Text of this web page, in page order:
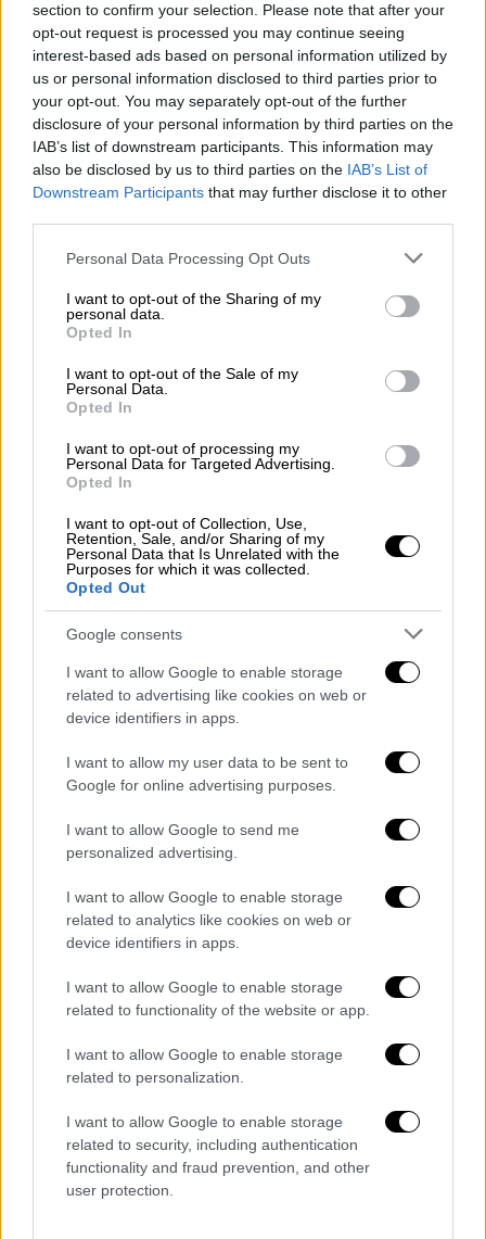
section to confirm your selection. Please note that after your
opt-out request is processed you may continue seeing
interest-based ads based on personal information utilized by
us or personal information disclosed to third parties prior to
your opt-out. You may separately opt-out of the further
disclosure of your personal information by third parties on the
IAB’s list of downstream participants. This information may
also be disclosed by us to third parties on the IAB’s List of
Downstream Participants that may further disclose it to other
Please note that this website/app uses one or more Google
not limited to your visit or usage behaviour. You may click to
grant or deny consent to Google and its third-party tags to
use your data for below specified purposes in below Google
consent section.
Personal Data Processing Opt Outs
I want to opt-out of the Sharing of my
personal data.
Opted In
I want to opt-out of the Sale of my
Personal Data.
Opted In
I want to opt-out of processing my
Personal Data for Targeted Advertising.
Opted In
I want to opt-out of Collection, Use,
Retention, Sale, and/or Sharing of my
Personal Data that Is Unrelated with the
Purposes for which it was collected.
Opted Out
Google consents
I want to allow Google to enable storage
related to advertising like cookies on web or
device identifiers in apps.
I want to allow my user data to be sent to
Google for online advertising purposes.
I want to allow Google to send me
personalized advertising.
I want to allow Google to enable storage
related to analytics like cookies on web or
device identifiers in apps.
I want to allow Google to enable storage
related to functionality of the website or app.
I want to allow Google to enable storage
related to personalization.
I want to allow Google to enable storage
related to security, including authentication
functionality and fraud prevention, and other
user protection.
Μυστήριο θάνατο βρήκε μια 45χρονη από τη
Νέα Αρτάκη, στηνΕύβοια, καθώς το
αυτοκίνητό της βρέθηκε εκτός δρόμου, 1χλμ
έξω από τηνΚαστέλλα Ψαχνών, ενώ η ίδια
εντοπίστηκενεκρή σχεδόν2χλμ μακριά,
μέσασε αίματα.
Οι πληροφορίες τουtvstarαναφέρουν πως
το ΙΧαυτοκίνητοτης γυναίκαςήταν
χτυπημένοσαν ναείχε συγκρουστεί σφοδρά
ΔΙΑΒΑΣΤΕ ΕΠΙΣΗΣ
Ελλάδα|01.04.2024 08:56
Τραγωδία στη Ρόδο: Νεκρός σε
Οι αστυνομικοί που βρέθηκαν στο σημείο
ακολούθησαν μίαγραμμή αίματος
, η οποία
κατέληγε στο πτώμα της 45χρονης, με την
υπόθεσηνα έχειπολλά ερωτηματικά.
Αφήνει πίσω της δύο παιδιά
Η 45χρονη αφήνει πίσω της δύο δίδυμα
ορφανάκαθώς και ο πατέρας τους είχε
πεθάνει όταν η γυναίκα ήταν 6 μηνών έγκυος.
Στα παιδιά συμπαραστέκονται ψυχολόγοι και
Παιδιού, ενώ αναμένονται οι αποφάσεις των
εισαγγελικών αρχών για το μέλλον τους.
Τα σχολιά σας δημοσιεύονται άμεσα με δική σας ευθύνη. Το
διαγράφονται